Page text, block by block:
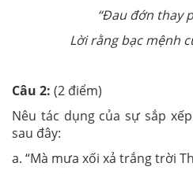
“Đau đớn thay
Lời rằng bạc mệnh
Câu 2: (2 điểm)
Nêu tác dụng của sự sắp
sau đây:
a. “Mà mưa xối xả trắng trời